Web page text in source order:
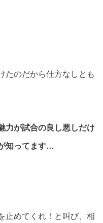
たのだから仕方なしとも
力が試合の良し悪しだけ
知ってます…
止めてくれ！と叫び、相